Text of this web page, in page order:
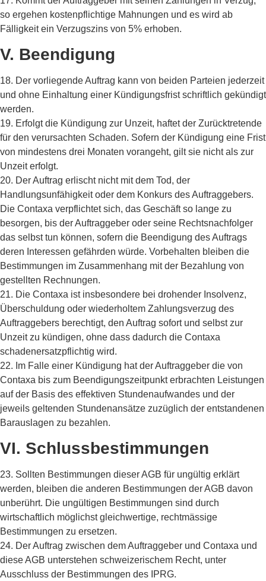
so ergehen kostenpflichtige Mahnungen und es wird ab
Fälligkeit ein Verzugszins von 5% erhoben.
V. Beendigung
18. Der vorliegende Auftrag kann von beiden Parteien jederzeit
und ohne Einhaltung einer Kündigungsfrist schriftlich gekündigt
werden.
19. Erfolgt die Kündigung zur Unzeit, haftet der Zurücktretende
für den verursachten Schaden. Sofern der Kündigung eine Frist
von mindestens drei Monaten vorangeht, gilt sie nicht als zur
Unzeit erfolgt.
20. Der Auftrag erlischt nicht mit dem Tod, der
Handlungsunfähigkeit oder dem Konkurs des Auftraggebers.
Die Contaxa verpflichtet sich, das Geschäft so lange zu
besorgen, bis der Auftraggeber oder seine Rechtsnachfolger
das selbst tun können, sofern die Beendigung des Auftrags
deren Interessen gefährden würde. Vorbehalten bleiben die
Bestimmungen im Zusammenhang mit der Bezahlung von
gestellten Rechnungen.
21. Die Contaxa ist insbesondere bei drohender Insolvenz,
Überschuldung oder wiederholtem Zahlungsverzug des
Auftraggebers berechtigt, den Auftrag sofort und selbst zur
Unzeit zu kündigen, ohne dass dadurch die Contaxa
schadenersatzpflichtig wird.
22. Im Falle einer Kündigung hat der Auftraggeber die von
Contaxa bis zum Beendigungszeitpunkt erbrachten Leistungen
auf der Basis des effektiven Stundenaufwandes und der
jeweils geltenden Stundenansätze zuzüglich der entstandenen
Barauslagen zu bezahlen.
VI. Schlussbestimmungen
23. Sollten Bestimmungen dieser AGB für ungültig erklärt
werden, bleiben die anderen Bestimmungen der AGB davon
unberührt. Die ungültigen Bestimmungen sind durch
wirtschaftlich möglichst gleichwertige, rechtmässige
Bestimmungen zu ersetzen.
24. Der Auftrag zwischen dem Auftraggeber und Contaxa und
diese AGB unterstehen schweizerischem Recht, unter
Ausschluss der Bestimmungen des IPRG.